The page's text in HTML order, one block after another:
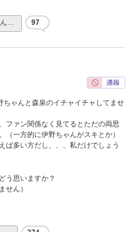
… 97
ちゃんと森泉のイチャイチャしてませ
ファン関係なく見てるとただの両思
（一方的に伊野ちゃんがスキとか）
ば多い方だし、、、私だけでしょう
う思いますか？
せん）